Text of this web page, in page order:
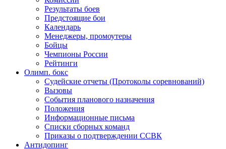
Результаты боев
Предстоящие бои
Календарь
Менеджеры, промоутеры
Бойцы
Чемпионы России
Рейтинги
Олимп. бокс
Судейские отчеты (Протоколы соревнований)
Вызовы
События планового назначения
Положения
Информационные письма
Списки сборных команд
Приказы о подтверждении ССВК
Антидопинг